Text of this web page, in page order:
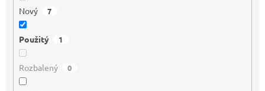
Nový 7
Použitý 1
Rozbalený 0